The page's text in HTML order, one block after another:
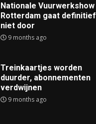
Nationale Vuurwerkshow
Rotterdam gaat definitief
niet door
9 months ago
Treinkaartjes worden
duurder, abonnementen
verdwijnen
9 months ago